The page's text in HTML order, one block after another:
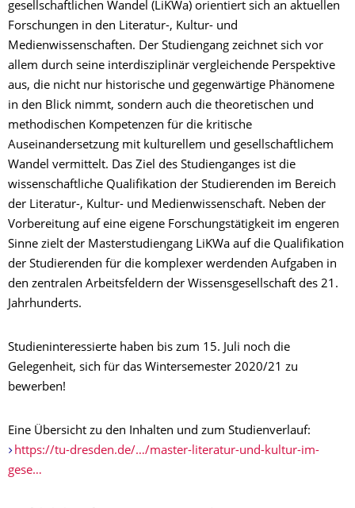
gesellschaftlichen Wandel (LiKWa) orientiert sich an aktuellen
Forschungen in den Literatur-, Kultur- und
Medienwissenschaften. Der Studiengang zeichnet sich vor
allem durch seine interdisziplinär vergleichende Perspektive
aus, die nicht nur historische und gegenwärtige Phänomene
in den Blick nimmt, sondern auch die theoretischen und
methodischen Kompetenzen für die kritische
Auseinandersetzung mit kulturellem und gesellschaftlichem
Wandel vermittelt. Das Ziel des Studienganges ist die
wissenschaftliche Qualifikation der Studierenden im Bereich
der Literatur-, Kultur- und Medienwissenschaft. Neben der
Vorbereitung auf eine eigene Forschungstätigkeit im engeren
Sinne zielt der Masterstudiengang LiKWa auf die Qualifikation
der Studierenden für die komplexer werdenden Aufgaben in
den zentralen Arbeitsfeldern der Wissensgesellschaft des 21.
Jahrhunderts.
Studieninteressierte haben bis zum 15. Juli noch die
Gelegenheit, sich für das Wintersemester 2020/21 zu
bewerben!
Eine Übersicht zu den Inhalten und zum Studienverlauf:
https://tu-dresden.de/…/master-literatur-und-kultur-im-
gese…